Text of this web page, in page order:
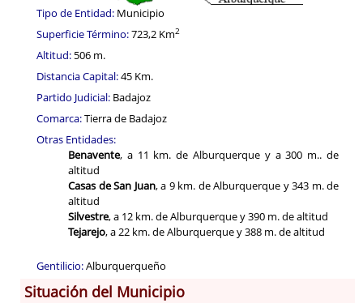
Corporación
Correo-e gratis
Radio en Internet
Tipo de Entidad: Municipio
Superficie Término:723,2 Km2
Altitud: 506 m.
Distancia Capital:45 Km.
Partido Judicial: Badajoz
Comarca:Tierra de Badajoz
Otras Entidades:
Benavente, a 11 km. de Alburquerque y a 300 m.. de
altitud
Casas de San Juan, a 9 km. de Alburquerque y 343 m. de
altitud
Silvestre, a 12 km. de Alburquerque y 390 m. de altitud
Tejarejo, a 22 km. de Alburquerque y 388 m. de altitud
Gentilicio:Alburquerqueño
Situación del Municipio